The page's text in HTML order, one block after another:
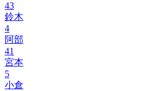
43
鈴木
4
阿部
41
宮本
5
小倉